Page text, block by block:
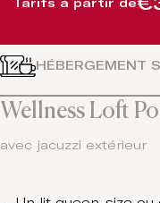
HÉBERGEMENT
Wellness Loft
avec jacuzzi extérieur
Tarifs à partir de